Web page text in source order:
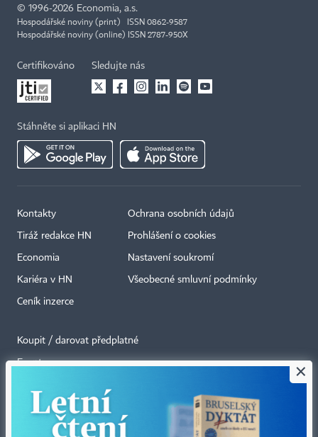
© 1996-2026 Economia, a.s.
Hospodářské noviny (print) ISSN 0862-9587
Hospodářské noviny (online) ISSN 2787-950X
Certifikováno Sledujte nás
Stáhněte si aplikaci HN
Kontakty
Tiráž redakce HN
Economia
Kariéra v HN
Ceník inzerce
Ochrana osobních údajů
Prohlášení o cookies
Nastavení soukromí
Všeobecné smluvní podmínky
Koupit / darovat předplatné
Eventy
RSS kanály
×